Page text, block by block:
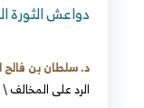
دواعش الثورة
د. سلطان بن فالح
الرد على المخالف\